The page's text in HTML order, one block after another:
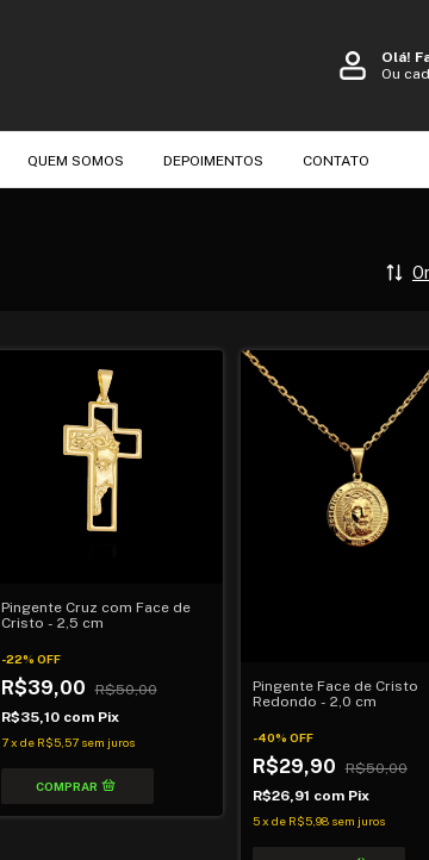
Olá!
Ou
QUEM SOMOS DEPOIMENTOS CONTATO
Pingente Cruz com Face de
Cristo - 2,5 cm
-22% OFF
R$39,00
R$50,00
R$35,10 com Pix
7 x de R$5,57 sem juros
Pingente Face de Cristo
Redondo - 2,0 cm
-40% OFF
R$29,90
R$50,00
R$26,91 com Pix
5x de R$5,98 sem juros